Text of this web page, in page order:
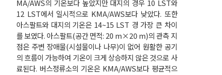
MA/AWS의 기온보다 높았지만 대지의 경우 10 LST와
12 LST에서 일시적으로 KMA/AWS보다 낮았다. 또한
아스팔트와 대지의 기온은 14~15 LST 경 가장 큰 차이
를 보였다. 아스팔트(공간 면적: 20 m×20 m)의 관측 지
점은 주변 장애물(시설물이나 나무)이 없어 원활한 공기
의 흐름이 가능하여 기온이 크게 상승하지 않은 것으로 사
료된다. 버스정류소의 기온은 KMA/AWS보다 평균적으